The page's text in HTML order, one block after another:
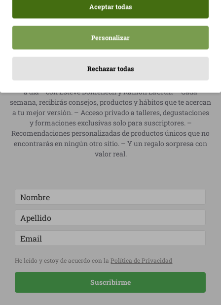
Regístrate sin coste y empieza el cambio
hoy
– Un video exclusivo para transformar tu alimentación y tu
energía diaria. Te cambiará la forma de ver la comida —y tu día
a día— con Esteve Doménech y Ramon LaCruz. – Cada
semana, recibirás consejos, productos y hábitos que te acercan
a tu mejor versión. – Acceso privado a talleres, degustaciones
y formaciones exclusivas solo para suscriptores. –
Recomendaciones personalizadas de productos únicos que no
encontrarás en ningún otro sitio. – Y un regalo sorpresa con
valor real.
He leído y estoy de acuerdo con la Política de Privacidad
Suscribirme
Aceptar todas
Personalizar
Rechazar todas